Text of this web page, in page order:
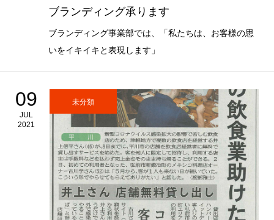
ブランディング承ります
ブランディング事業部では、「私たちは、お客様の思
いをイキイキと表現します」
09
JUL
2021
未分類